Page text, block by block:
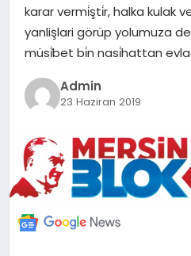
POLITIKA
YAŞAM
ILETİŞİM
KÜNYE
karar vermi̇şti̇r, halka kulak
yanlişlari görüp yolumuza
müsi̇̇bet bi̇n nasi̇hattan
Admin
23 Haziran 2019